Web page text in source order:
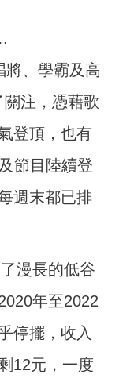
將、學霸及高
注，憑藉歌
登頂，也有
節目陸續登
週末都已排
漫長的低谷
年至2022
停擺，收入
12元，一度